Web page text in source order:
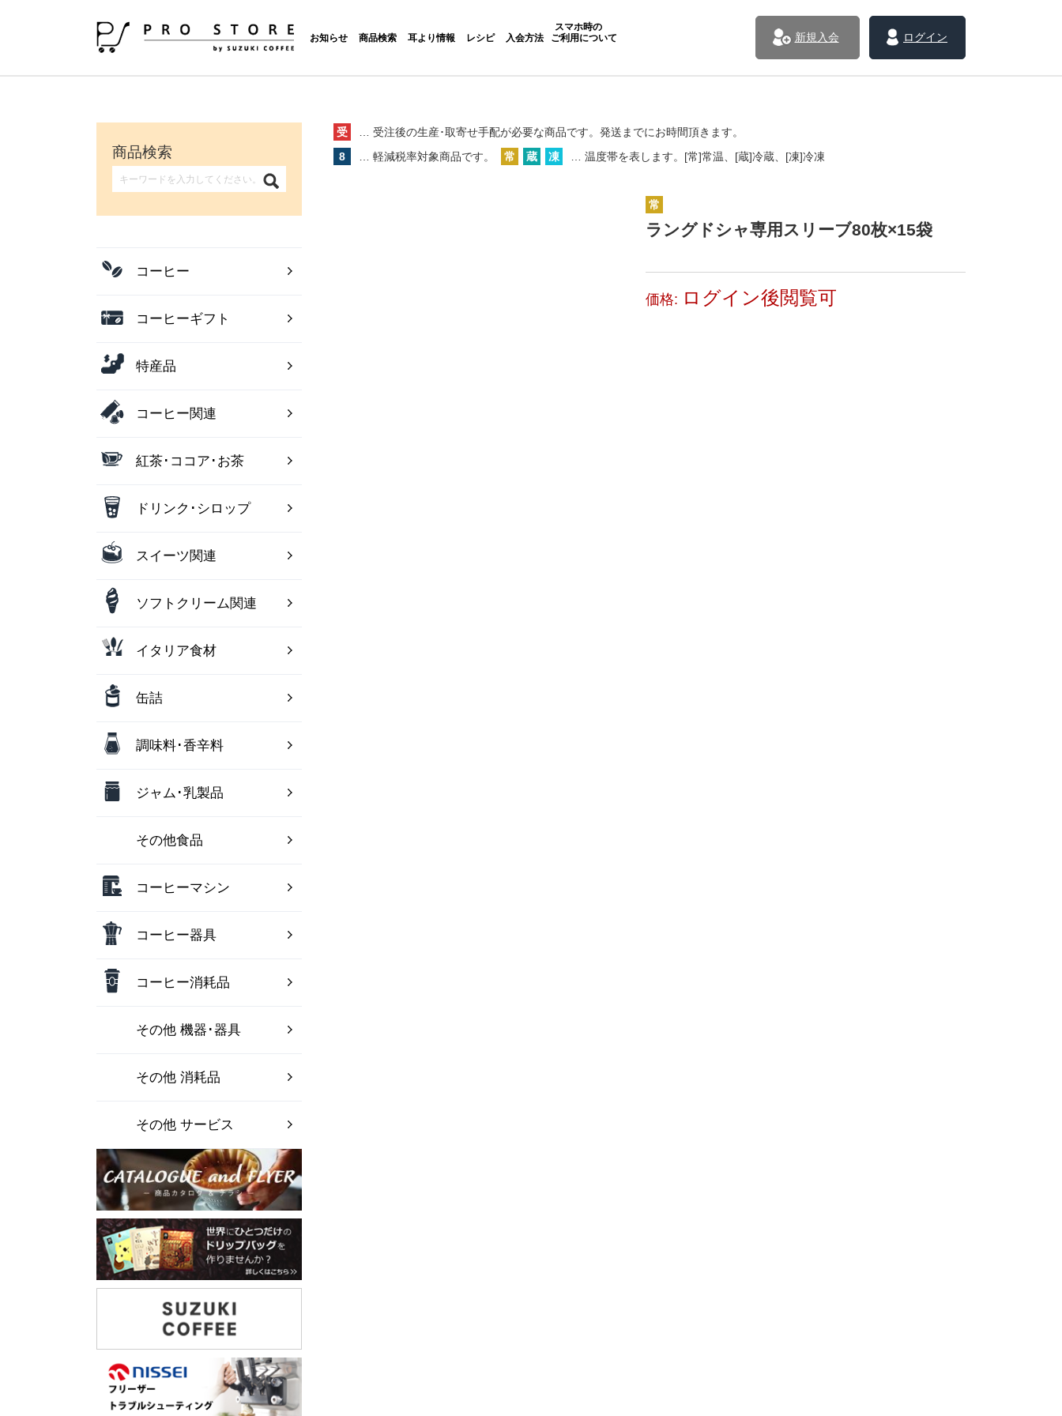
お知らせ 商品検索 耳より情報 レシピ 入会方法
スマホ時の
ご利用について
ログイン
新規入会
受 … 受注後の生産･取寄せ手配が必要な商品です。 発送までにお時間頂きます。
8
… 軽減税率対象商品です。 常 蔵 凍 … 温度帯を表します。[常]常温、[蔵]冷蔵、[凍]冷凍
常
ラングドシャ専用スリーブ80枚×15袋
価格: ログイン後閲覧可
商品検索
コーヒー
コーヒーギフト
特産品
コーヒー関連
紅茶･ココア･お茶
ドリンク･シロップ
スイーツ関連
ソフトクリーム関連
イタリア食材
缶詰
調味料･香辛料
ジャム･乳製品
その他食品
コーヒーマシン
コーヒー器具
コーヒー消耗品
その他 機器･器具
その他 消耗品
その他 サービス